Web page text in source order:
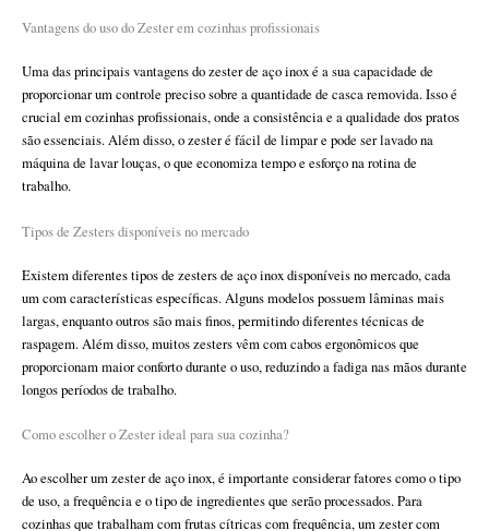
Vantagens do uso do Zester em cozinhas profissionais
Uma das principais vantagens do zester de aço inox é a sua capacidade de
proporcionar um controle preciso sobre a quantidade de casca removida. Isso é
crucial em cozinhas profissionais, onde a consistência e a qualidade dos pratos
são essenciais. Além disso, o zester é fácil de limpar e pode ser lavado na
máquina de lavar louças, o que economiza tempo e esforço na rotina de
trabalho.
Tipos de Zesters disponíveis no mercado
Existem diferentes tipos de zesters de aço inox disponíveis no mercado, cada
um com características específicas. Alguns modelos possuem lâminas mais
largas, enquanto outros são mais finos, permitindo diferentes técnicas de
raspagem. Além disso, muitos zesters vêm com cabos ergonômicos que
proporcionam maior conforto durante o uso, reduzindo a fadiga nas mãos durante
longos períodos de trabalho.
Como escolher o Zester ideal para sua cozinha?
Ao escolher um zester de aço inox, é importante considerar fatores como o tipo
de uso, a frequência e o tipo de ingredientes que serão processados. Para
cozinhas que trabalham com frutas cítricas com frequência, um zester com